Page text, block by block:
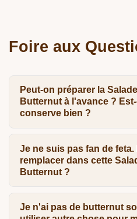
Foire aux
Peut-on préparer la
Butternut à l'avance ?
conserve bien ?
Je ne suis pas fan de
remplacer dans cette
Butternut ?
Je n'ai pas de butternut